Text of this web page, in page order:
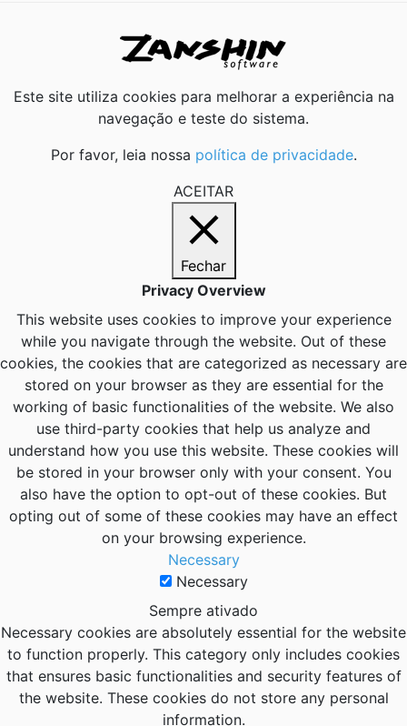
Este site utiliza cookies para melhorar a experiência na
navegação e teste do sistema.
Por favor, leia nossa política de privacidade.
ACEITAR
Fechar
Privacy Overview
This website uses cookies to improve your experience
while you navigate through the website. Out of these
cookies, the cookies that are categorized as necessary are
stored on your browser as they are essential for the
working of basic functionalities of the website. We also
use third-party cookies that help us analyze and
understand how you use this website. These cookies will
be stored in your browser only with your consent. You
also have the option to opt-out of these cookies. But
opting out of some of these cookies may have an effect
on your browsing experience.
Necessary
Necessary
Sempre ativado
Necessary cookies are absolutely essential for the website
to function properly. This category only includes cookies
that ensures basic functionalities and security features of
the website. These cookies do not store any personal
information.